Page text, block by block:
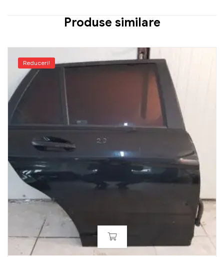
Produse similare
Reduceri!